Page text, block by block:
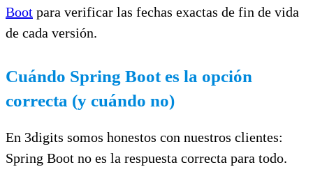
Boot para verificar las fechas exactas de fin de vida
de cada versión.
Cuándo Spring Boot es la opción
correcta (y cuándo no)
En 3digits somos honestos con nuestros clientes:
Spring Boot no es la respuesta correcta para todo.